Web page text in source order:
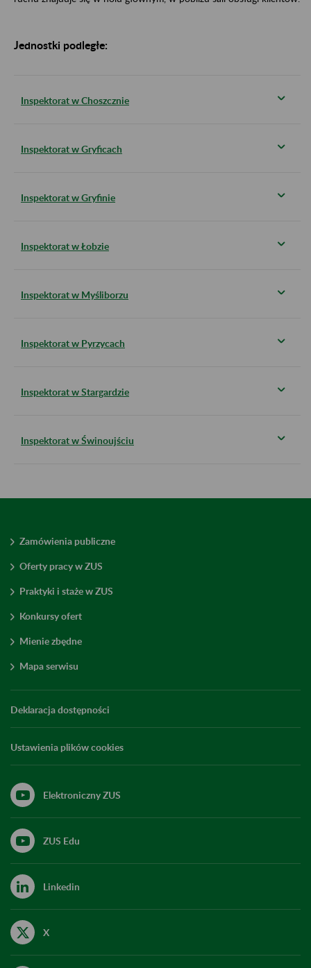
Jednostki podległe:
Inspektorat w Choszcznie
Inspektorat w Gryficach
Inspektorat w Gryfinie
Inspektorat w Łobzie
Inspektorat w Myśliborzu
Inspektorat w Pyrzycach
Inspektorat w Stargardzie
Inspektorat w Świnoujściu
Zamówienia publiczne
Oferty pracy w ZUS
Praktyki i staże w ZUS
Konkursy ofert
Mienie zbędne
Mapa serwisu
Deklaracja dostępności
Ustawienia plików cookies
Elektroniczny ZUS
ZUS Edu
Linkedin
X